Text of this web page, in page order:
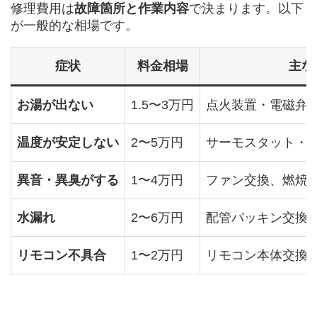
修理費用は故障箇所と作業内容で決まります。以下
が一般的な相場です。
症状 料金相場 主な
お湯が出ない 1.5〜3万円 点火装置・電磁弁
温度が安定しない 2〜5万円 サーモスタット・
異音・異臭がする 1〜4万円 ファン交換、燃焼
水漏れ 2〜6万円 配管パッキン交換
リモコン不具合 1〜2万円 リモコン本体交換